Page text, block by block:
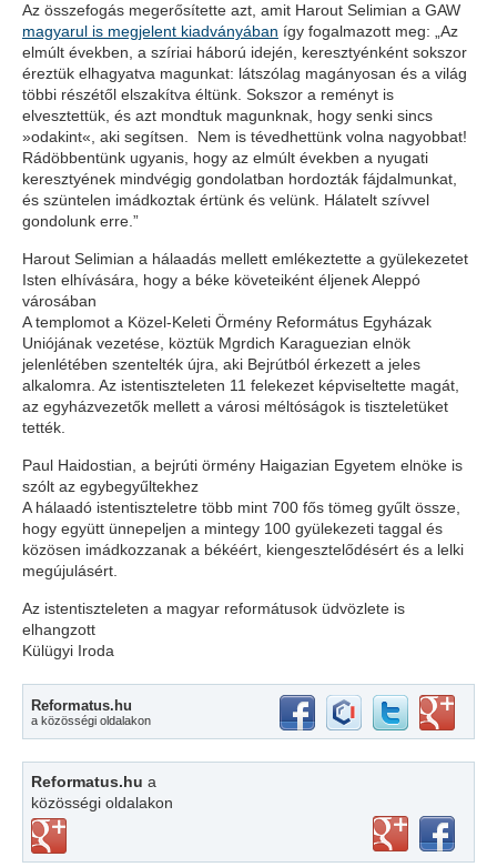
Az összefogás megerősítette azt, amit Harout Selimian a GAW
magyarul is megjelent kiadványában így fogalmazott meg: „Az
elmúlt években, a szíriai háború idején, keresztyénként sokszor
éreztük elhagyatva magunkat: látszólag magányosan és a világ
többi részétől elszakítva éltünk. Sokszor a reményt is
elvesztettük, és azt mondtuk magunknak, hogy senki sincs
»odakint«, aki segítsen. Nem is tévedhettünk volna nagyobbat!
Rádöbbentünk ugyanis, hogy az elmúlt években a nyugati
keresztyének mindvégig gondolatban hordozták fájdalmunkat,
és szüntelen imádkoztak értünk és velünk. Hálatelt szívvel
gondolunk erre.”
Harout Selimian a hálaadás mellett emlékeztette a gyülekezetet
Isten elhívására, hogy a béke követeiként éljenek Aleppó
városában
A templomot a Közel-Keleti Örmény Református Egyházak
Uniójának vezetése, köztük Mgrdich Karaguezian elnök
jelenlétében szentelték újra, aki Bejrútból érkezett a jeles
alkalomra. Az istentiszteleten 11 felekezet képviseltette magát,
az egyházvezetők mellett a városi méltóságok is tiszteletüket
tették.
Paul Haidostian, a bejrúti örmény Haigazian Egyetem elnöke is
szólt az egybegyűltekhez
A hálaadó istentiszteletre több mint 700 fős tömeg gyűlt össze,
hogy együtt ünnepeljen a mintegy 100 gyülekezeti taggal és
közösen imádkozzanak a békéért, kiengesztelődésért és a lelki
megújulásért.
Az istentiszteleten a magyar reformátusok üdvözlete is
elhangzott
Külügyi Iroda
Reformatus.hu
a közösségi oldalakon
Reformatus.hu a
közösségi oldalakon